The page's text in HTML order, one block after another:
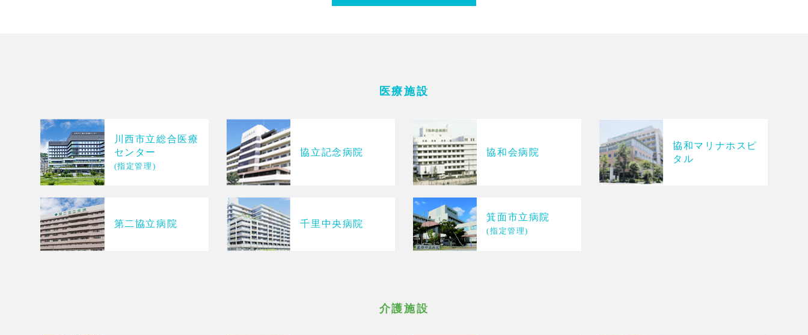
医療施設
川西市立総合医療
センター
(指定管理)
協立記念病院 協和会病院
協和マリナホスピ
タル
第二協立病院 千里中央病院
箕面市立病院
(指定管理)
介護施設